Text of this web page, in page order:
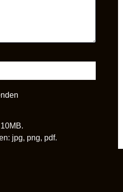
jpg, png, pdf.